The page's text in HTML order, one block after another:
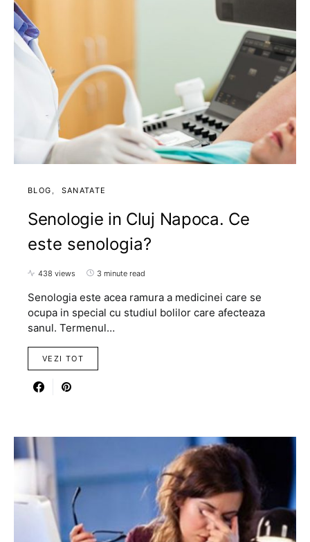
BLOG SANATATE
Senologie in Cluj Napoca. Ce
este senologia?
438 views 3 minute read
Senologia este acea ramura a medicinei care se
ocupa in special cu studiul bolilor care afecteaza
sanul. Termenul…
VEZI TOT